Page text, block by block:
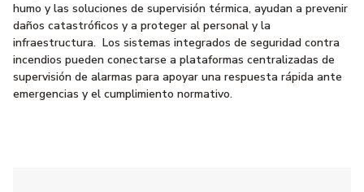
humo y las soluciones de supervisión térmica, ayudan a prevenir
daños catastróficos y a proteger al personal y la
infraestructura. Los sistemas integrados de seguridad contra
incendios pueden conectarse a plataformas centralizadas de
supervisión de alarmas para apoyar una respuesta rápida ante
emergencias y el cumplimiento normativo.